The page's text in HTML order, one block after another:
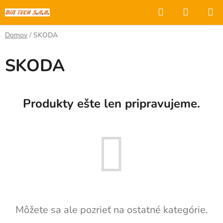
na
obsah
Hľadať
KOŠÍK
Domov / SKODA
SKODA
Produkty ešte len pripravujeme.
Môžete sa ale pozrieť na ostatné kategórie.